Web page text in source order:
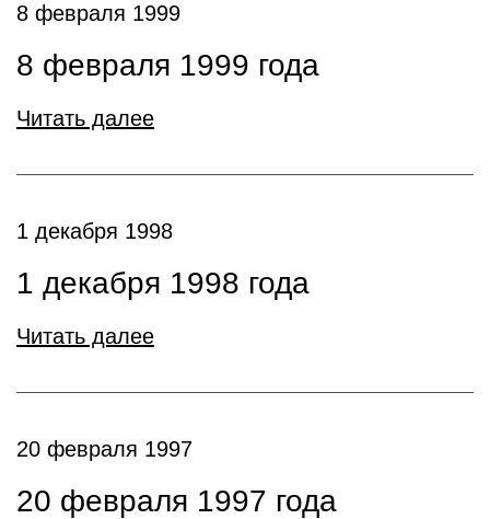
8 февраля 1999
8 февраля 1999 года
Читать далее
1 декабря 1998
1 декабря 1998 года
Читать далее
20 февраля 1997
20 февраля 1997 года